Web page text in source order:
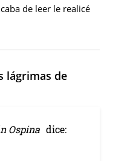
de leer le realicé
lágrimas de
Ospina dice: